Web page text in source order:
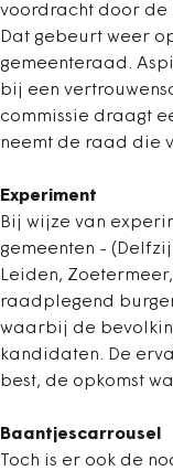
voordracht door de
Dat gebeurt weer
gemeenteraad.
bij een
commissie draagt
neemt de raad die
Experiment
Bij wijze van
gemeenten -
Leiden,
raadplegend
waarbij de
kandidaten. De
best, de opkomst
Baantjescarrousel
Toch is er ook de